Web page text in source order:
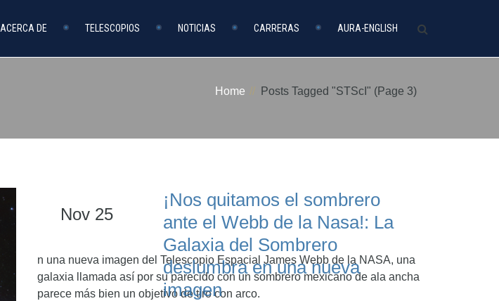
ACERCA DE TELESCOPIOS NOTICIAS CARRERAS AURA-ENGLISH
Home Posts Tagged "STScI" (Page 3)
Nov 25
¡Nos quitamos el sombrero
ante el Webb de la Nasa!: La
Galaxia del Sombrero
deslumbra en una nueva
imagen
n una nueva imagen del Telescopio Espacial James Webb de la NASA, una
galaxia llamada así por su parecido con un sombrero mexicano de ala ancha
parece más bien un objetivo de tiro con arco.